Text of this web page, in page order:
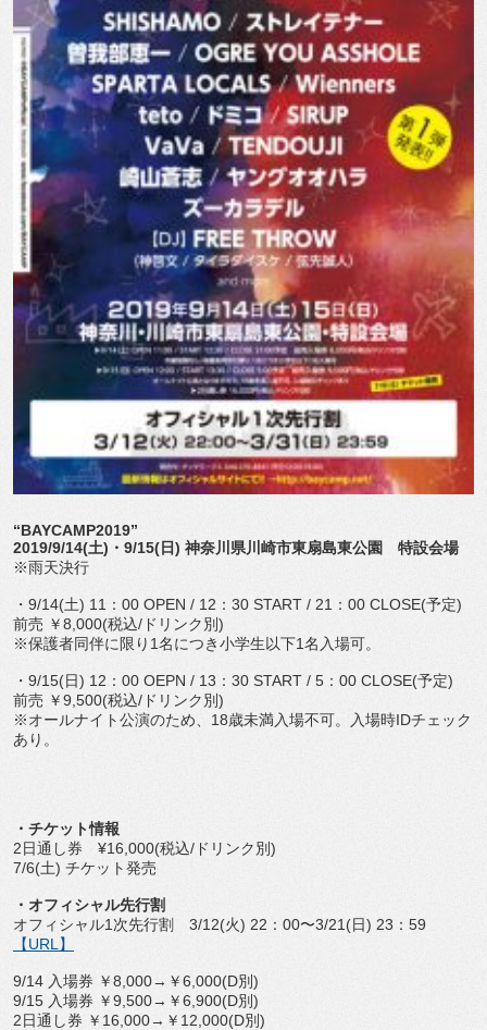
“BAYCAMP2019”
2019/9/14(土)・9/15(日) 神奈川県川崎市東扇島東公園 特設会場
※雨天決行
・9/14(土) 11：00 OPEN / 12：30 START / 21：00 CLOSE(予定)
前売 ￥8,000(税込/ドリンク別)
※保護者同伴に限り1名につき小学生以下1名入場可。
・9/15(日) 12：00 OEPN / 13：30 START / 5：00 CLOSE(予定)
前売 ￥9,500(税込/ドリンク別)
※オールナイト公演のため、18歳未満入場不可。入場時IDチェック
あり。
・チケット情報
2日通し券 ¥16,000(税込/ドリンク別)
7/6(土) チケット発売
・オフィシャル先行割
オフィシャル1次先行割 3/12(火) 22：00〜3/21(日) 23：59
【URL】
9/14 入場券 ￥8,000→￥6,000(D別)
9/15 入場券 ￥9,500→￥6,900(D別)
2日通し券 ￥16,000→￥12,000(D別)